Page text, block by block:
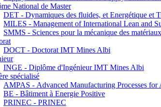
National de Master
DET - Dynamiques des fluides, et Energétique et
MILES - Management of International Lean and
SMMS - Sciences pour la mécanique des
DOCT - Doctorat IMT Mines Albi
INGE - Diplôme d'Ingénieur IMT Mines Albi
spécialisé
AMPAS - Advanced Manufacturing Processes for
BE - Bâtiment à Energie Positive
PRINEC - PRINEC